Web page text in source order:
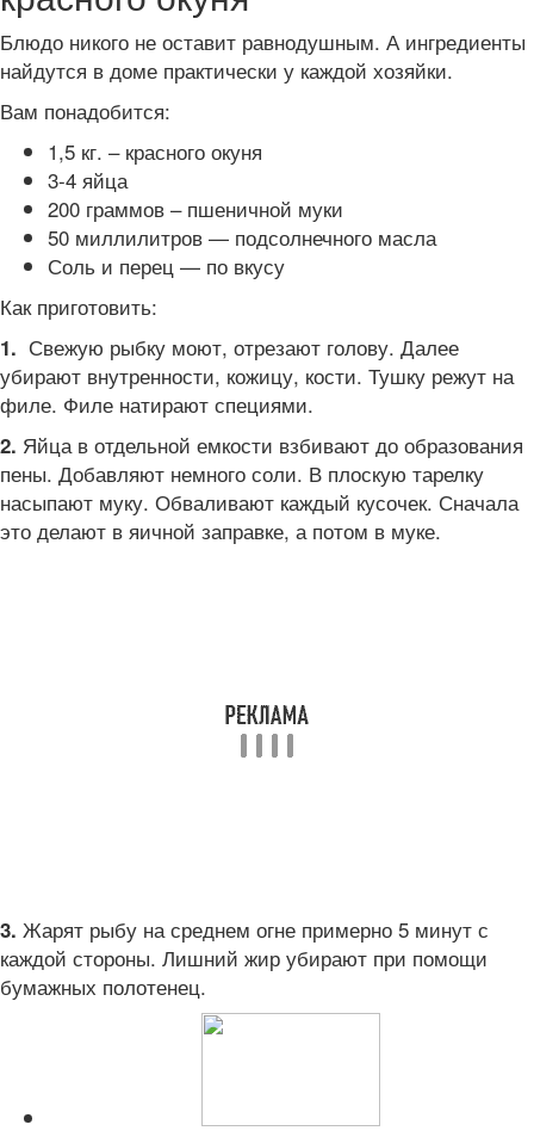
Блюдо никого не оставит равнодушным. А ингредиенты
найдутся в доме практически у каждой хозяйки.
Вам понадобится:
1,5 кг. – красного окуня
3-4 яйца
200 граммов – пшеничной муки
50 миллилитров — подсолнечного масла
Соль и перец — по вкусу
Как приготовить:
1. Свежую рыбку моют, отрезают голову. Далее
убирают внутренности, кожицу, кости. Тушку режут на
филе. Филе натирают специями.
2. Яйца в отдельной емкости взбивают до образования
пены. Добавляют немного соли. В плоскую тарелку
насыпают муку. Обваливают каждый кусочек. Сначала
это делают в яичной заправке, а потом в муке.
3. Жарят рыбу на среднем огне примерно 5 минут с
каждой стороны. Лишний жир убирают при помощи
бумажных полотенец.